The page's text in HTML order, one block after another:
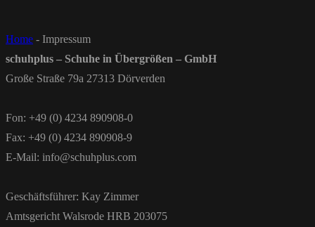
Home - Impressum
schuhplus – Schuhe in Übergrößen – GmbH
Große Straße 79a 27313 Dörverden
Fon: +49 (0) 4234 890908-0
Fax: +49 (0) 4234 890908-9
E-Mail: info@schuhplus.com
Geschäftsführer: Kay Zimmer
Amtsgericht Walsrode HRB 203075